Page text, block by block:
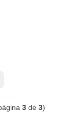
3de 3)